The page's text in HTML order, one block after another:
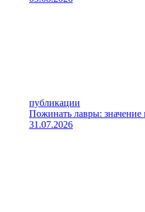
публикации
Пожинать лавры: значение
31.07.2026